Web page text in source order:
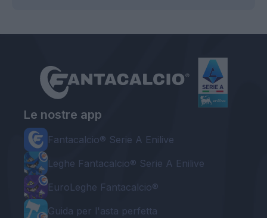
Le nostre app
Fantacalcio® Serie A Enilive
Leghe Fantacalcio® Serie A Enilive
EuroLeghe Fantacalcio®
Guida per l'asta perfetta